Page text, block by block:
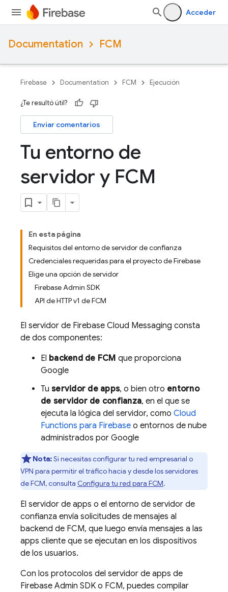
Acceder
Documentation FCM
Firebase Documentation FCM Ejecución
¿Te resultó útil?
Enviar comentarios
Tu entorno de
servidor y FCM
En esta página
Requisitos del entorno de servidor de confianza
Credenciales requeridas para el proyecto de Firebase
Elige una opción de servidor
Firebase Admin SDK
API de HTTP v1 de FCM
El servidor de Firebase Cloud Messaging consta
de dos componentes:
El backend de FCM que proporciona
Google
Tu servidor de apps, o bien otro entorno
de servidor de confianza, en el que se
ejecuta la lógica del servidor, como Cloud
Functions para Firebase o entornos de nube
administrados por Google
Nota:Si necesitas configurar tu red empresarial o
VPN para permitir el tráfico hacia y desde los servidores
deFCM, consulta Configura tu red para FCM.
El servidor de apps o el entorno de servidor de
confianza envía solicitudes de mensajes al
backend de FCM, que luego envía mensajes a las
apps cliente que se ejecutan en los dispositivos
de los usuarios.
Con los protocolos del servidor de apps de
Firebase Admin SDK o FCM, puedes compilar